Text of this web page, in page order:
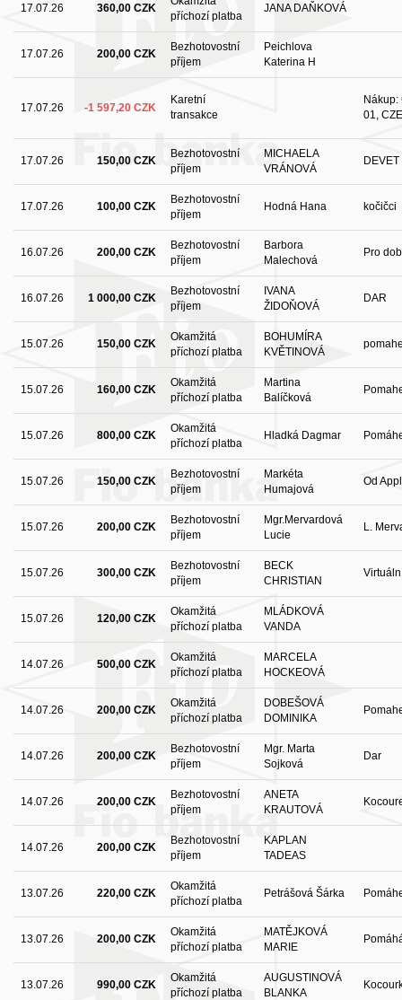
17.07.26 360,00 CZK
příchozí platba
JANA DAŇKOVÁ
17.07.26 200,00 CZK
Bezhotovostní
příjem
Peichlova
Katerina H
17.07.26 -1 597,20 CZK
Karetní
transakce
Nákup:
01,
17.07.26 150,00 CZK
Bezhotovostní
příjem
MICHAELA
VRÁNOVÁ
DEVET
17.07.26 100,00 CZK
Bezhotovostní
příjem
Hodná Hana kočičci
16.07.26 200,00 CZK
Bezhotovostní
příjem
Barbora
Malechová
Pro
16.07.26 1 000,00 CZK
Bezhotovostní
příjem
IVANA
ŽIDOŇOVÁ
DAR
15.07.26 150,00 CZK
Okamžitá
příchozí platba
BOHUMÍRA
KVĚTINOVÁ
15.07.26 160,00 CZK
Okamžitá
příchozí platba
Martina
Balíčková
15.07.26 800,00 CZK
Okamžitá
příchozí platba
Hladká Dagmar
15.07.26 150,00 CZK
Bezhotovostní
příjem
Markéta
Humajová
Od
15.07.26 200,00 CZK
Bezhotovostní
příjem
Mgr.Mervardová
Lucie
L.
15.07.26 300,00 CZK
Bezhotovostní
příjem
BECK
CHRISTIAN
15.07.26 120,00 CZK
Okamžitá
příchozí platba
MLÁDKOVÁ
VANDA
14.07.26 500,00 CZK
Okamžitá
příchozí platba
MARCELA
HOCKEOVÁ
14.07.26 200,00 CZK
Okamžitá
příchozí platba
DOBEŠOVÁ
DOMINIKA
14.07.26 200,00 CZK
Bezhotovostní
příjem
Mgr. Marta
Sojková
Dar
14.07.26 200,00 CZK
Bezhotovostní
příjem
ANETA
KRAUTOVÁ
14.07.26 200,00 CZK
Bezhotovostní
příjem
KAPLAN
TADEAS
13.07.26 220,00 CZK
Okamžitá
příchozí platba
Petrášová Šárka
13.07.26 200,00 CZK
Okamžitá
příchozí platba
MATĚJKOVÁ
MARIE
13.07.26 990,00 CZK
Okamžitá
příchozí platba
AUGUSTINOVÁ
BLANKA